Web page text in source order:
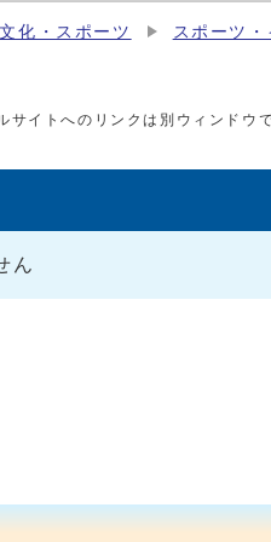
化・スポーツ スポーツ・
サイトへのリンクは別ウィンドウ
ん